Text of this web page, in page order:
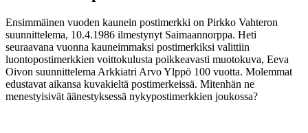
Ensimmäinen vuoden kaunein postimerkki on Pirkko Vahteron
suunnittelema, 10.4.1986 ilmestynyt Saimaannorppa. Heti
seuraavana vuonna kauneimmaksi postimerkiksi valittiin
luontopostimerkkien voittokulusta poikkeavasti muotokuva, Eeva
Oivon suunnittelema Arkkiatri Arvo Ylppö 100 vuotta. Molemmat
edustavat aikansa kuvakieltä postimerkeissä. Mitenhän ne
menestyisivät äänestyksessä nykypostimerkkien joukossa?